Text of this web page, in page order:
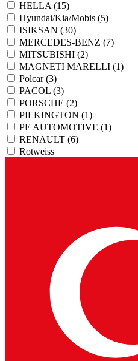
HELLA (15)
Hyundai/Kia/Mobis (5)
ISIKSAN (30)
MERCEDES-BENZ (7)
MITSUBISHI (2)
MAGNETI MARELLI (1)
Polcar(3)
PACOL (3)
PORSCHE (2)
PILKINGTON (1)
PE AUTOMOTIVE (1)
RENAULT (6)
Rotweiss